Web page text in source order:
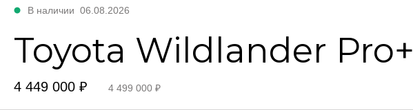
В наличии 06.08.2026
Toyota Wildlander Pro+
4 449 000 ₽ 4 499 000 ₽